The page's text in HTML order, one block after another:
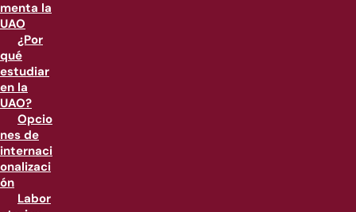
menta la
UAO
¿Por
qué
estudiar
en la
UAO?
Opcio
nes de
internaci
onalizaci
ón
Labor